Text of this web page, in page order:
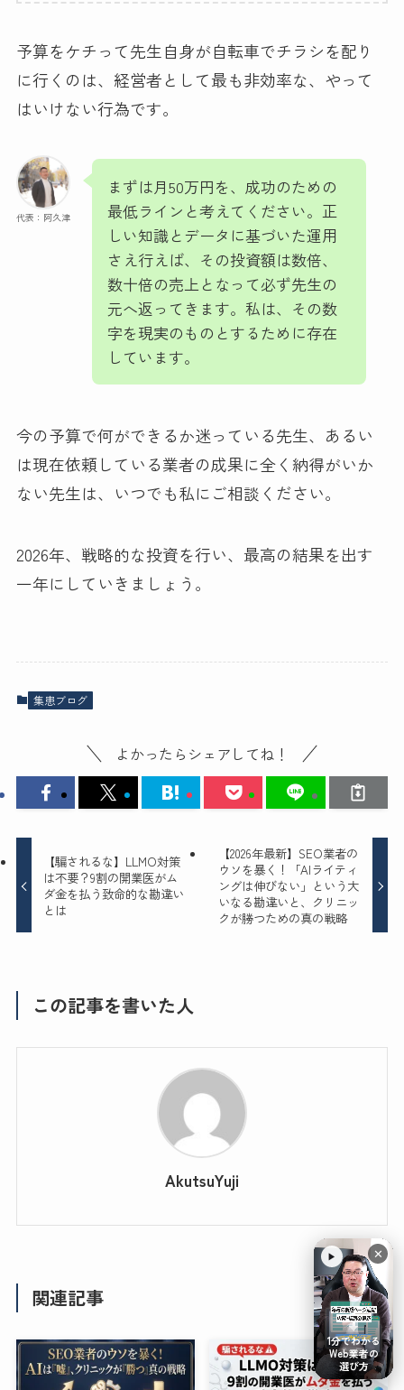
予算をケチって先生自身が自転車でチラシを配り
に行くのは、経営者として最も非効率な、やって
はいけない行為です。
代表：阿久津
まずは月50万円を、成功のための
最低ラインと考えてください。正
しい知識とデータに基づいた運用
さえ行えば、その投資額は数倍、
数十倍の売上となって必ず先生の
元へ返ってきます。私は、その数
字を現実のものとするために存在
しています。
今の予算で何ができるか迷っている先生、あるい
は現在依頼している業者の成果に全く納得がいか
ない先生は、いつでも私にご相談ください。
2026年、戦略的な投資を行い、最高の結果を出す
一年にしていきましょう。
集患ブログ
よかったらシェアしてね！
【騙されるな】LLMO対策
は不要？9割の開業医がム
ダ金を払う致命的な勘違い
とは
【2026年最新】SEO業者の
ウソを暴く！「AIライティ
ングは伸びない」という大
いなる勘違いと、クリニッ
クが勝つための真の戦略
この記事を書いた人
AkutsuYuji
関連記事
▶
1分でわかる
Web業者の
選び方
✕